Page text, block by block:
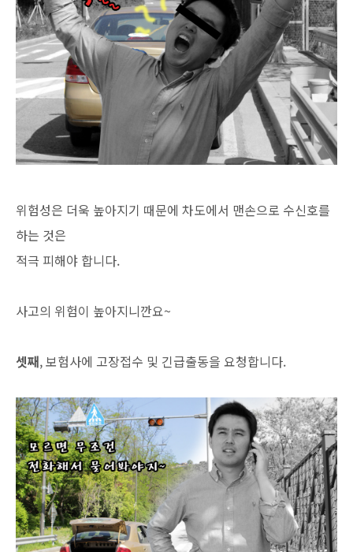
위험성은 더욱 높아지기 때문에 차도에서 맨손으로 수신호를
하는 것은
적극 피해야 합니다.
사고의 위험이 높아지니깐요~
셋째, 보험사에 고장접수 및 긴급출동을 요청합니다.